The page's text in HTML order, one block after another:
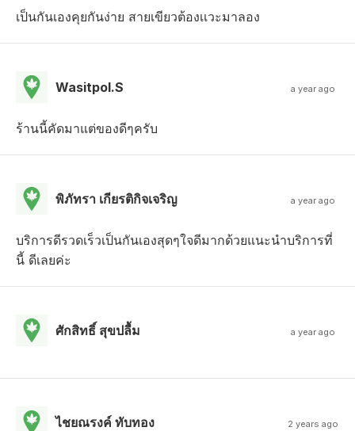
เป็นกันเองคุยกันง่าย สายเขียวต้องเเวะมาลอง
Wasitpol.S a year ago
ร้านนี้คัดมาแต่ของดีๆครับ
พิภัทรา เกียรติกิจเจริญ a year ago
บริการดีรวดเร็วเป็นกันเองสุดๆใจดีมากด้วยแนะนำบริการที่
นี้ ดีเลยค่ะ
ศักสิทธิ์ สุขปลื้ม a year ago
ไชยณรงค์ ทับทอง 2 years ago